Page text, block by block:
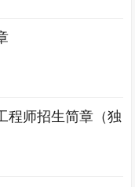
程师招生简章（独